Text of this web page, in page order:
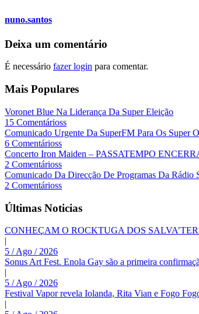
nuno.santos
Deixa um comentário
É necessário fazer login para comentar.
Mais Populares
Voronet Blue Na Liderança Da Super Eleição
15 Comentárioss
Comunicado Urgente Da SuperFM Para Os Super
6 Comentárioss
Concerto Iron Maiden – PASSATEMPO
2 Comentárioss
Comunicado Da Direcção De Programas Da Rádio
2 Comentárioss
Últimas Noticias
CONHEÇAM O ROCKTUGA DOS
|
5 / Ago / 2026
Sonus Art Fest. Enola Gay são a primeira
|
5 / Ago / 2026
Festival Vapor revela Iolanda, Rita Vian e Fogo
|